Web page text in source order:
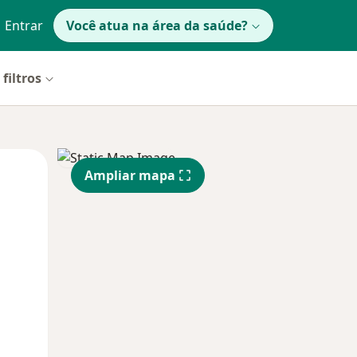
Entrar Você atua na área da saúde?
filtros
Segunda-feira Ter,
11 Ago
Qua
12 Ago
Ampliar mapa